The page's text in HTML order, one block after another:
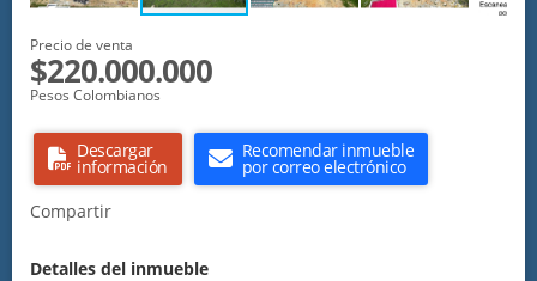
Precio de venta
$220.000.000
Pesos Colombianos
Descargar
información
Recomendar inmueble
por correo electrónico
Compartir
Detalles del inmueble